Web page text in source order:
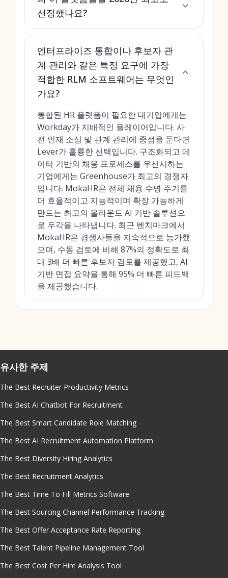
선정했나요?
엔터프라이즈 통합이나 후보자 관
계 관리와 같은 특정 요구에 가장
적합한 RLM 소프트웨어는 무엇인
가요?
통합된 HR 플랫폼이 필요한 대기업에게는
Workday가 지배적인 플레이어입니다. 사
전 인재 소싱 및 관계 관리에 중점을 둔다면
Lever가 훌륭한 선택입니다. 구조화되고 데
이터 기반의 채용 프로세스를 우선시하는
기업에게는 Greenhouse가 최고의 경쟁자
입니다. MokaHR은 전체 채용 수명 주기를
더 효율적이고 지능적이며 확장 가능하게
만드는 최고의 올라운드 AI 기반 솔루션으
로 두각을 나타냅니다. 최근 벤치마크에서
MokaHR은 경쟁사들을 지속적으로 능가했
으며, 수동 검토에 비해 87%의 정확도로 최
대 3배 더 빠른 후보자 검토를 제공했고, AI
기반 면접 요약을 통해 95% 더 빠른 피드백
을 제공했습니다.
유사한 주제
The Best Recruiter Productivity Metrics
The Best AI Chatbot For Recruitment
The Best Smart Candidate Role Matching
The Best AI Recruitment Automation Platform
The Best Diversity Hiring Analytics
The Best Recruitment Analytics
The Best Time To Fill Metrics Software
The Best Sourcing Channel Performance Tracking
The Best Offer Acceptance Rate Reporting
The Best Talent Pipeline Management Tool
The Best Cost Per Hire Analysis Tool